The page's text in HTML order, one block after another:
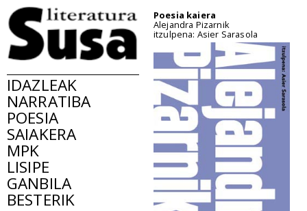
IDAZLEAK
NARRATIBA
POESIA
SAIAKERA
MPK
LISIPE
GANBILA
BESTERIK
Poesia kaiera
Alejandra Pizarnik
itzulpena: Asier Sarasola